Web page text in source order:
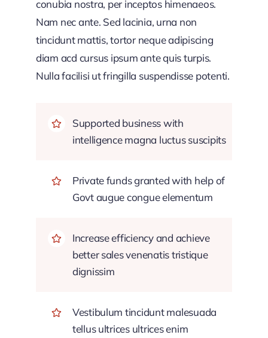
conubia nostra, per inceptos himenaeos.
Nam nec ante. Sed lacinia, urna non
tincidunt mattis, tortor neque adipiscing
diam acd cursus ipsum ante quis turpis.
Nulla facilisi ut fringilla suspendisse potenti.
Supported business with
intelligence magna luctus suscipits
Private funds granted with help of
Govt augue congue elementum
Increase efficiency and achieve
better sales venenatis tristique
dignissim
Vestibulum tincidunt malesuada
tellus ultrices ultrices enim